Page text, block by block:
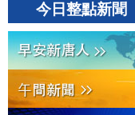
今日整點新聞